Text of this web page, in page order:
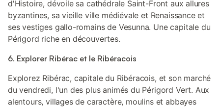
d'Histoire, dévoile sa cathédrale Saint-Front aux allures
byzantines, sa vieille ville médiévale et Renaissance et
ses vestiges gallo-romains de Vesunna. Une capitale du
Périgord riche en découvertes.
6. Explorer Ribérac et le Ribéracois
Explorez Ribérac, capitale du Ribéracois, et son marché
du vendredi, l'un des plus animés du Périgord Vert. Aux
alentours, villages de caractère, moulins et abbayes